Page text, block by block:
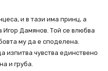
и в тази има принц, а
Игор Дамянов. Той се влюбва
му да е споделена.
изпитва чувства единствено
и груба.